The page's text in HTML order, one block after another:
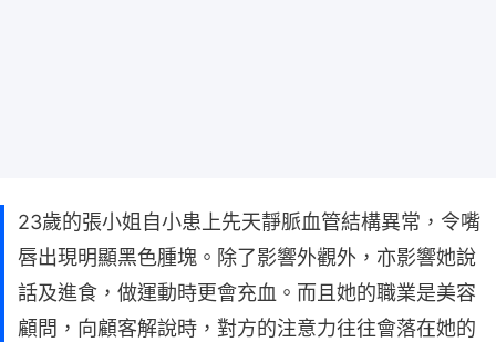
23歲的張小姐自小患上先天靜脈血管結構異常，令嘴
唇出現明顯黑色腫塊。除了影響外觀外，亦影響她說
話及進食，做運動時更會充血。而且她的職業是美容
顧問，向顧客解說時，對方的注意力往往會落在她的